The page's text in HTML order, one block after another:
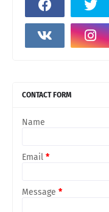
CONTACT FORM
Name
Email *
Message *